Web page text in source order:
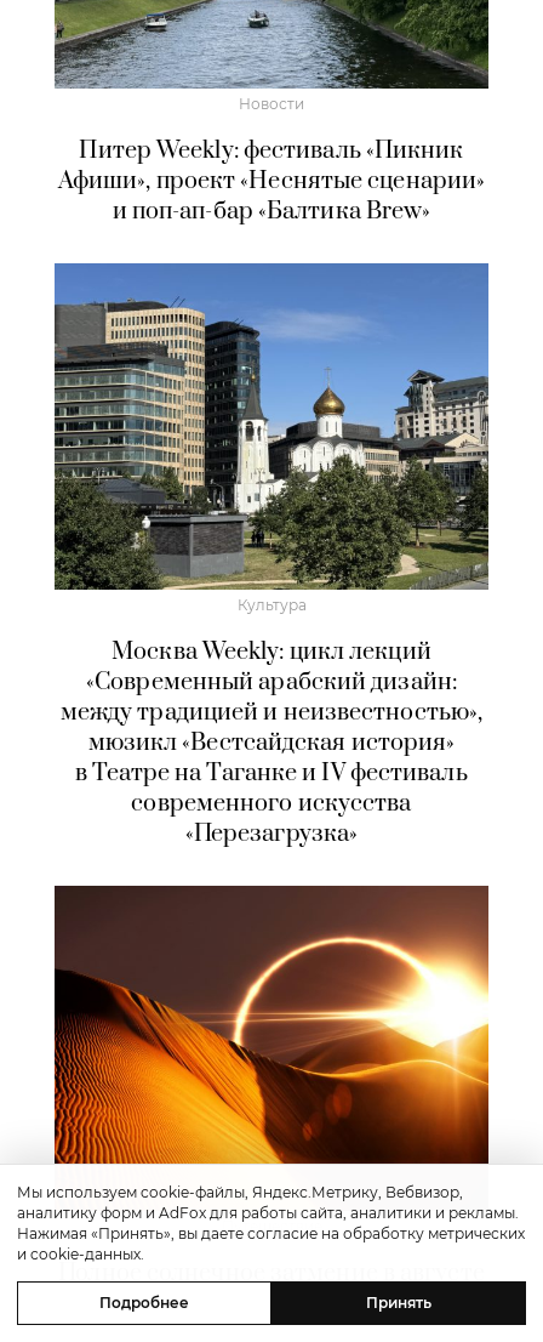
Новости
Питер Weekly: фестиваль «Пикник
Афиши», проект «Неснятые сценарии»
и поп-ап-бар «Балтика Brew»
Культура
Москва Weekly: цикл лекций
«Современный арабский дизайн:
между традицией и неизвестностью»,
мюзикл «Вестсайдская история»
в Театре на Таганке и IV фестиваль
современного искусства
«Перезагрузка»
Путешествие
Полное солнечное затмение в августе
2027 года — откуда наблюдать?
Мы используем cookie-файлы, Яндекс.Метрику, Вебвизор,
аналитику форм и AdFox для работы сайта, аналитики и рекламы.
Нажимая «Принять», вы даете согласие на обработку метрических
и cookie-данных.
Подробнее Принять